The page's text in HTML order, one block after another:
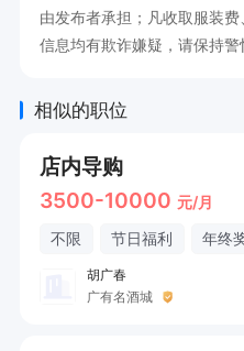
由发布者承担；凡收取服装
信息均有欺诈嫌疑，请保持警
相似的职位
店内导购
3500-10000 元/月
不限 节日福利 年终
胡广春
广有名酒城